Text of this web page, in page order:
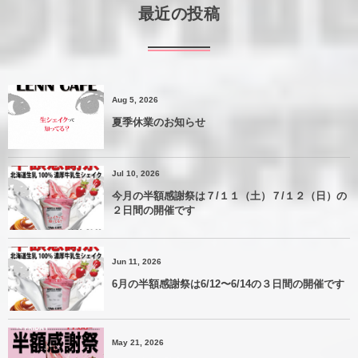
最近の投稿
Aug 5, 2026
夏季休業のお知らせ
Jul 10, 2026
今月の半額感謝祭は７/１１（土）７/１２（日）の
２日間の開催です
Jun 11, 2026
6月の半額感謝祭は6/12〜6/14の３日間の開催です
May 21, 2026